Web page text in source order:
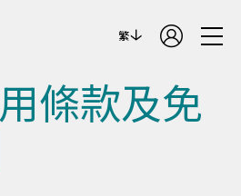
繁
條款及免